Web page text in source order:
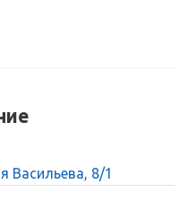
Васильева, 8/1